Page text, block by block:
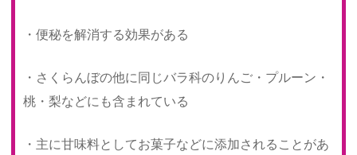
・便秘を解消する効果がある
・さくらんぼの他に同じバラ科のりんご・プルーン・
桃・梨などにも含まれている
・主に甘味料としてお菓子などに添加されることがあ